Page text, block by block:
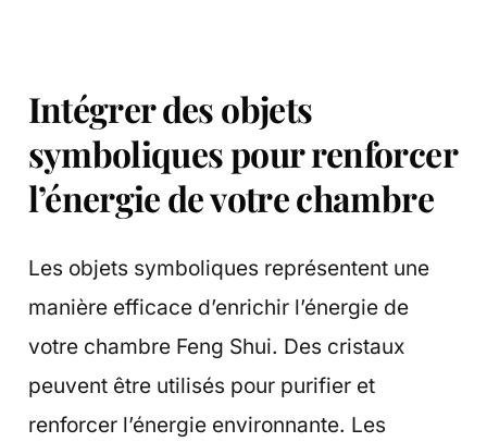
Intégrer des objets
symboliques pour renforcer
l’énergie de votre chambre
Les objets symboliques représentent une
manière efficace d’enrichir l’énergie de
votre chambre Feng Shui. Des cristaux
peuvent être utilisés pour purifier et
renforcer l’énergie environnante. Les